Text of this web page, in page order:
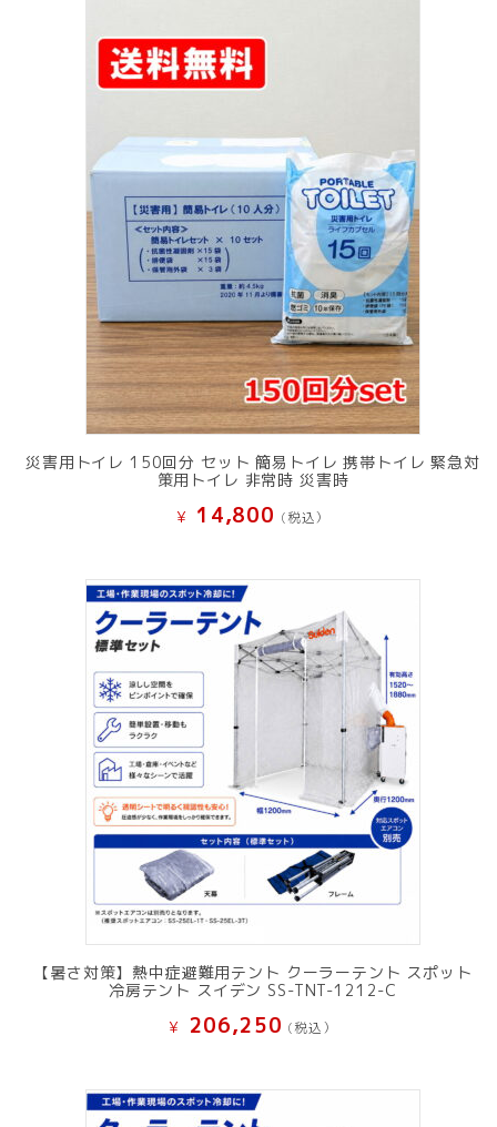
災害用トイレ 150回分 セット 簡易トイレ 携帯トイレ 緊急対
策用トイレ 非常時 災害時
¥ 14,800 (税込）
【暑さ対策】熱中症避難用テント クーラーテント スポット
冷房テント スイデン SS-TNT-1212-C
¥ 206,250 (税込）